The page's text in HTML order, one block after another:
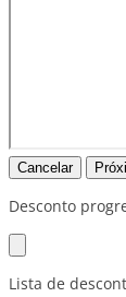
Cancelar
Desconto
Lista de